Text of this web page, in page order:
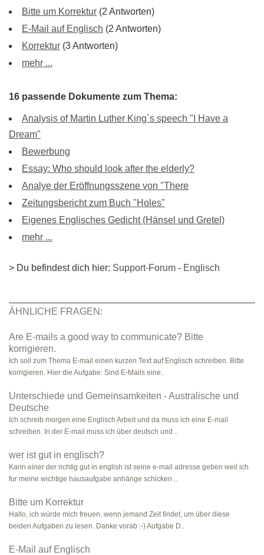
Bitte um Korrektur (2 Antworten)
E-Mail auf Englisch (2 Antworten)
Korrektur (3 Antworten)
mehr ...
16 passende Dokumente zum Thema:
Analysis of Martin Luther King`s speech "I Have a
Dream"
Bewerbung
Essay: Who should look after the elderly?
Analye der Eröffnungsszene von "There
Zeitungsbericht zum Buch "Holes"
Eigenes Englisches Gedicht (Hänsel und Gretel)
mehr ...
> Du befindest dich hier: Support-Forum - Englisch
ÄHNLICHE FRAGEN:
Are E-mails a good way to communicate? Bitte
korrigieren.
Ich soll zum Thema E-mail einen kurzen Text auf Englisch schreiben. Bitte
korrigieren. Hier die Aufgabe: Sind E-Mails eine..
Unterschiede und Gemeinsamkeiten - Australische und
Deutsche
Ich schreib morgen eine Englisch Arbeit und da muss ich eine E-mail
schreiben. In der E-mail muss ich über deutsch und ..
wer ist gut in englisch?
Kann einer der richtig gut in english ist seine e-mail adresse geben weil ich
fur meine wichtige hausaufgabe anhänge schicken ..
Bitte um Korrektur
Hallo, ich würde mich freuen, wenn jemand Zeit findet, um über diese
beiden Aufgaben zu lesen. Danke vorab :-) Aufgabe D..
E-Mail auf Englisch